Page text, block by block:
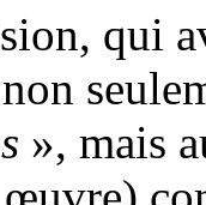
qui
», mais